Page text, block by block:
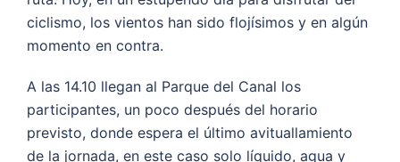
ciclismo, los vientos han sido flojísimos y en algún
momento en contra.
A las 14.10 llegan al Parque del Canal los
participantes, un poco después del horario
previsto, donde espera el último avituallamiento
de la jornada, en este caso solo líquido, agua y